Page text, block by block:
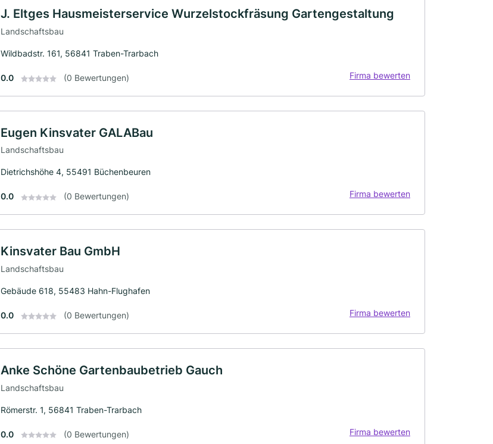
J. Eltges Hausmeisterservice Wurzelstockfräsung Gartengestaltung
Landschaftsbau
Wildbadstr. 161, 56841 Traben-Trarbach
0.0 (0 Bewertungen) Firma bewerten
Eugen Kinsvater GALABau
Landschaftsbau
Dietrichshöhe 4, 55491 Büchenbeuren
0.0 (0 Bewertungen) Firma bewerten
Kinsvater Bau GmbH
Landschaftsbau
Gebäude 618, 55483 Hahn-Flughafen
0.0 (0 Bewertungen) Firma bewerten
Anke Schöne Gartenbaubetrieb Gauch
Landschaftsbau
Römerstr. 1, 56841 Traben-Trarbach
0.0 (0 Bewertungen) Firma bewerten